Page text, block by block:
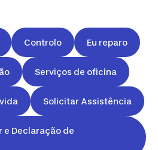
Controlo Eu reparo
Serviços de oficina
Solicitar Assistência
e Declaração de